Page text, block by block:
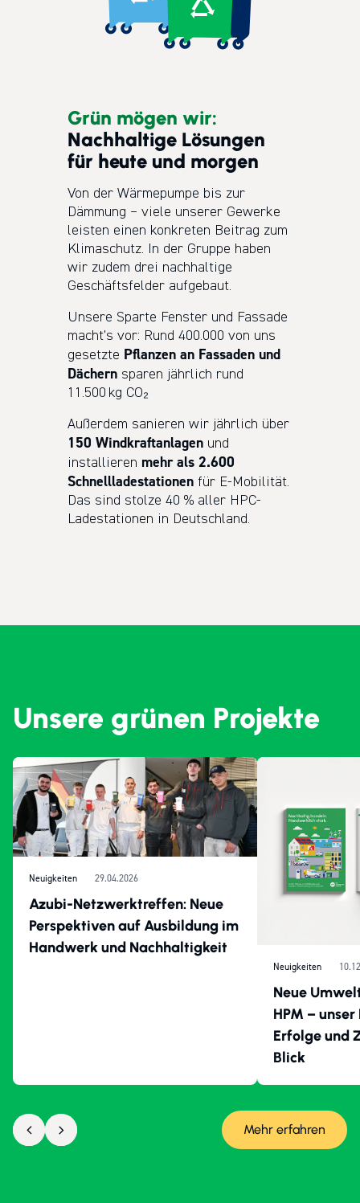
Grün mögen wir:
Nachhaltige Lösungen
für heute und morgen
Von der Wärmepumpe bis zur
Dämmung – viele unserer Gewerke
leisten einen konkreten Beitrag zum
Klimaschutz. In der Gruppe haben
wir zudem drei nachhaltige
Geschäftsfelder aufgebaut.
Unsere Sparte Fenster und Fassade
macht’s vor: Rund 400.000 von uns
gesetzte Pflanzen an Fassaden und
Dächern sparen jährlich rund
11.500 kg CO₂
Außerdem sanieren wir jährlich über
150 Windkraftanlagen und
installieren mehr als 2.600
Schnellladestationen für E-Mobilität.
Das sind stolze 40 % aller HPC-
Ladestationen in Deutschland.
Unsere grünen Projekte
Neuigkeiten 29.04.2026
Azubi-Netzwerktreffen: Neue
Perspektiven auf Ausbildung im
Handwerk und Nachhaltigkeit
Neuigkeiten
Neue
HPM –
Erfolge und
Blick
Mehr erfahren